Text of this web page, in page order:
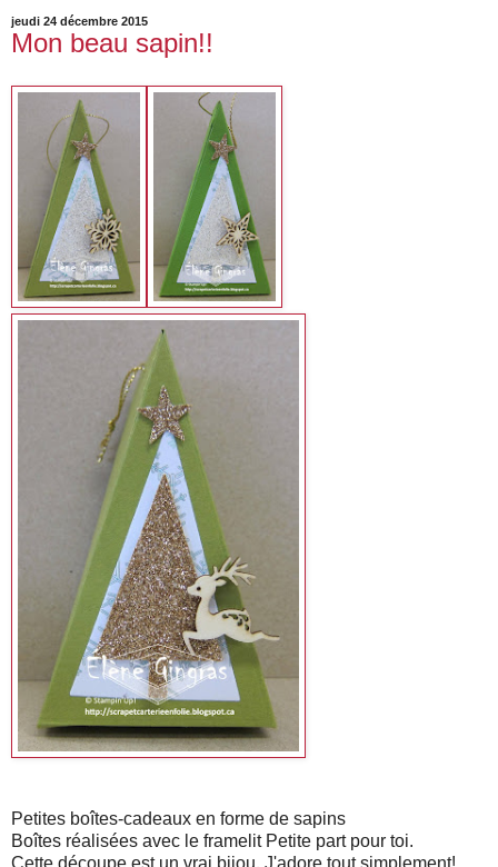
jeudi 24 décembre 2015
Mon beau sapin!!
Petites boîtes-cadeaux en forme de sapins
Boîtes réalisées avec le framelit Petite part pour toi.